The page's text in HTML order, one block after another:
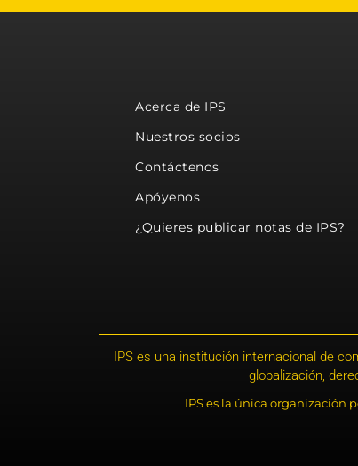
Acerca de IPS
Nuestros socios
Contáctenos
Apóyenos
¿Quieres publicar notas de IPS?
IPS es una institución internacional de
globalización,
IPS es la única organización